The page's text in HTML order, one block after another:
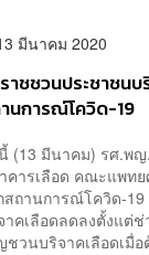
มีนาคม 2020
าชชวนประชาชน
นการณ์โควิด-19
(13 มีนาคม) รศ.พญ
คารเลือด คณะแพทย
สถานการณ์โควิด-
าคเลือดลดลงตั้งแต่
ชวนบริจาคเลือดเมื่